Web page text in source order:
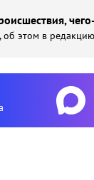
об этом в редакцию